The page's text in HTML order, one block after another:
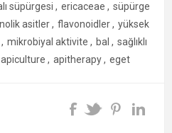
Antioxidant Properties and
Steno-Endemic Origanum
efficacy of Origanum onites
düzenli budamayla daha gür
hafifçe budayarak yeni
güneş alan bir yere alın.
süpürgesi , ericaceae , süpürge
asitler , flavonoidler , yüksek
, mikrobiyal aktivite , bal , sağlıklı
apiculture , apitherapy, eget